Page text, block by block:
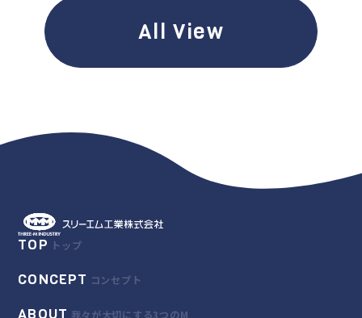
All View
TOP トップ
CONCEPT コンセプト
ABOUT 我々が大切にする3つのM